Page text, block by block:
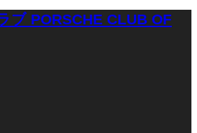
ブ PORSCHE CLUB OF